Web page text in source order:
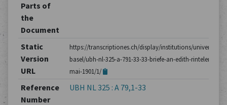
Parts of
the
Document
Static
Version
URL
https://transcriptiones.ch/display/institutions/
basel/ubh-nl-325-a-791-33-33-briefe-an-edith-rintelen/
mai-1901/1/
Reference
Number
UBH NL 325 : A 79,1-33